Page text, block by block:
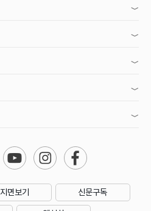
지면보기 신문구독